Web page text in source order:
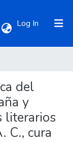
Log In (current)
del
y
literarios
C., cura